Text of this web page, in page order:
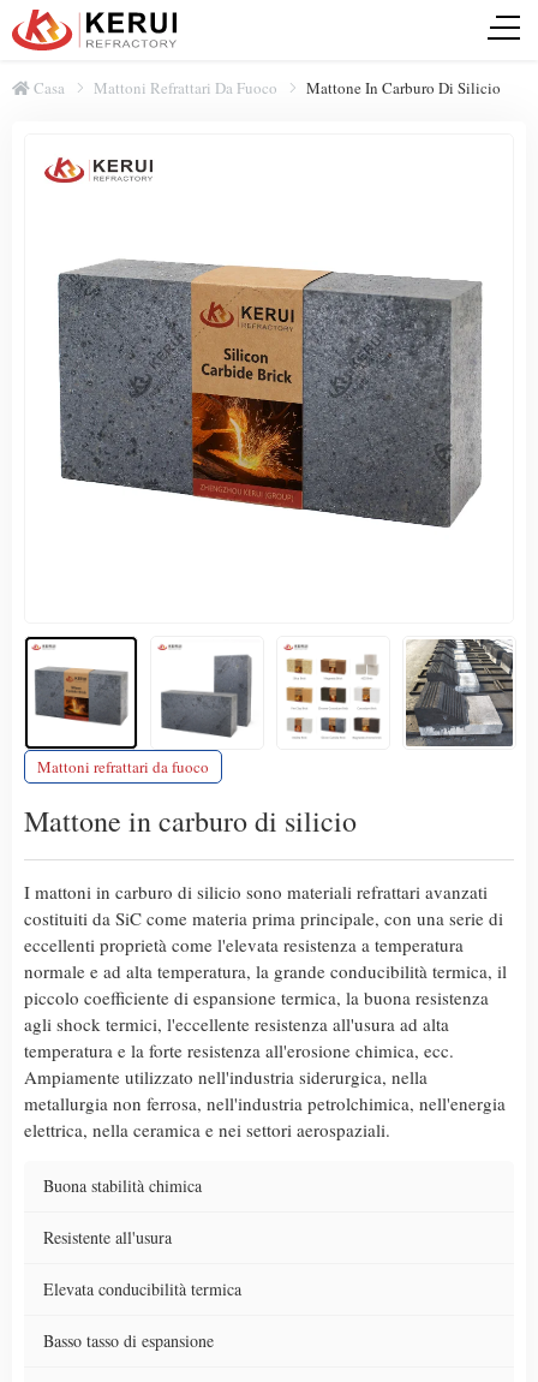
Casa Mattoni Refrattari Da Fuoco Mattone In Carburo Di Silicio
Mattoni refrattari da fuoco
Mattone in carburo di silicio
I mattoni in carburo di silicio sono materiali refrattari avanzati
costituiti da SiC come materia prima principale, con una serie di
eccellenti proprietà come l'elevata resistenza a temperatura
normale e ad alta temperatura, la grande conducibilità termica, il
piccolo coefficiente di espansione termica, la buona resistenza
agli shock termici, l'eccellente resistenza all'usura ad alta
temperatura e la forte resistenza all'erosione chimica, ecc.
Ampiamente utilizzato nell'industria siderurgica, nella
metallurgia non ferrosa, nell'industria petrolchimica, nell'energia
elettrica, nella ceramica e nei settori aerospaziali.
Buona stabilità chimica
Resistente all'usura
Elevata conducibilità termica
Basso tasso di espansione